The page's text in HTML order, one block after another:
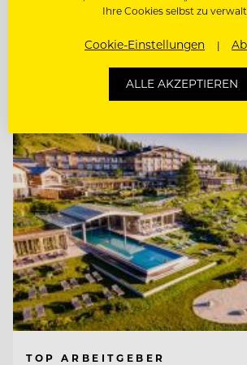
Entdecke alle Jobs
TOP ARBEITGEBER
Ihre Cookies selbst zu
Cookie-Einstellungen
ALLE AKZEPTIEREN